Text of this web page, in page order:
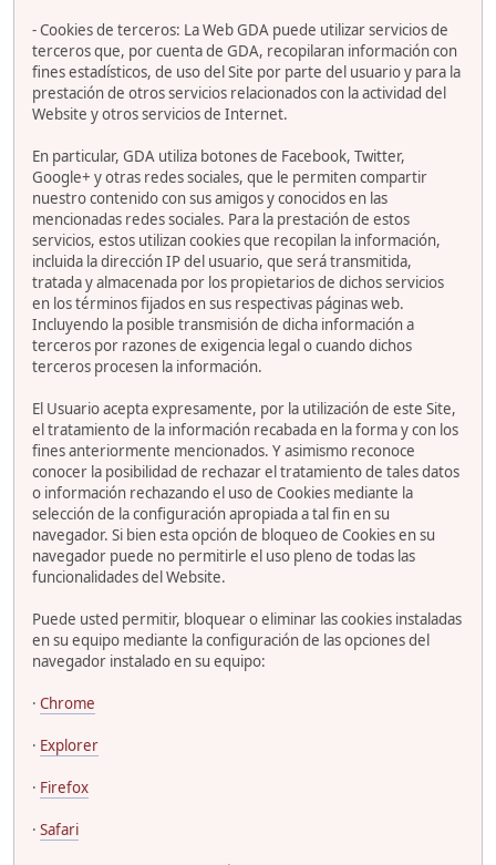
- Cookies de terceros: La Web GDA puede utilizar servicios de
terceros que, por cuenta de GDA, recopilaran información con
fines estadísticos, de uso del Site por parte del usuario y para la
prestación de otros servicios relacionados con la actividad del
Website y otros servicios de Internet.
En particular, GDA utiliza botones de Facebook, Twitter,
Google+ y otras redes sociales, que le permiten compartir
nuestro contenido con sus amigos y conocidos en las
mencionadas redes sociales. Para la prestación de estos
servicios, estos utilizan cookies que recopilan la información,
incluida la dirección IP del usuario, que será transmitida,
tratada y almacenada por los propietarios de dichos servicios
en los términos fijados en sus respectivas páginas web.
Incluyendo la posible transmisión de dicha información a
terceros por razones de exigencia legal o cuando dichos
terceros procesen la información.
El Usuario acepta expresamente, por la utilización de este Site,
el tratamiento de la información recabada en la forma y con los
fines anteriormente mencionados. Y asimismo reconoce
conocer la posibilidad de rechazar el tratamiento de tales datos
o información rechazando el uso de Cookies mediante la
selección de la configuración apropiada a tal fin en su
navegador. Si bien esta opción de bloqueo de Cookies en su
navegador puede no permitirle el uso pleno de todas las
funcionalidades del Website.
Puede usted permitir, bloquear o eliminar las cookies instaladas
en su equipo mediante la configuración de las opciones del
navegador instalado en su equipo:
· Chrome
· Explorer
· Firefox
· Safari